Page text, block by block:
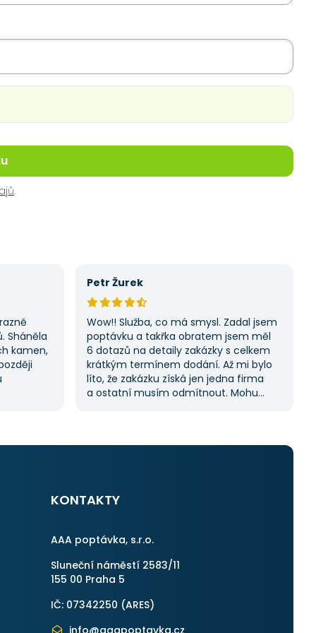
.
Sháněla
kamen,
potřebuji.
Petr Žurek
Wow!! Služba, co má smysl. Zadal jsem
poptávku a takřka obratem jsem měl
6 dotazů na detaily zakázky s celkem
krátkým termínem dodání. Až mi bylo
líto, že zakázku získá jen jedna firma
a ostatní musím odmítnout. Mohu
začněte tady :-)
KONTAKTY
AAA poptávka, s.r.o.
Sluneční náměstí 2583/11
155 00 Praha 5
IČ: 07342250 (ARES)
info@aaapoptavka.cz